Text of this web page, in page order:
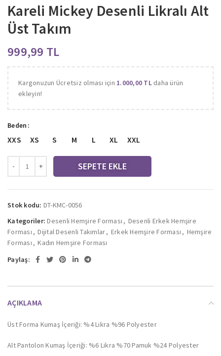
Kareli Mickey Desenli Likralı Alt
Üst Takım
TL
Kargonuzun Ücretsiz olması için 1.000,00 TLdaha ürün
ekleyin!
Beden
XXS XS S M L XL XXL
SEPETE EKLE
Stok kodu: DT-KMC-0056
Kategoriler: Desenli Hemşire Forması , Desenli Erkek Hemşire
Forması , Dijital Desenli Takımlar, Erkek Hemşire Forması , Hemşire
Forması , Kadın Hemşire Forması
Paylaş:
AÇIKLAMA
Üst Forma Kumaş İçeriği: %4 Likra %96 Polyester
Alt Pantolon Kumaş İçeriği: %6 Likra %70 Pamuk %24 Polyester